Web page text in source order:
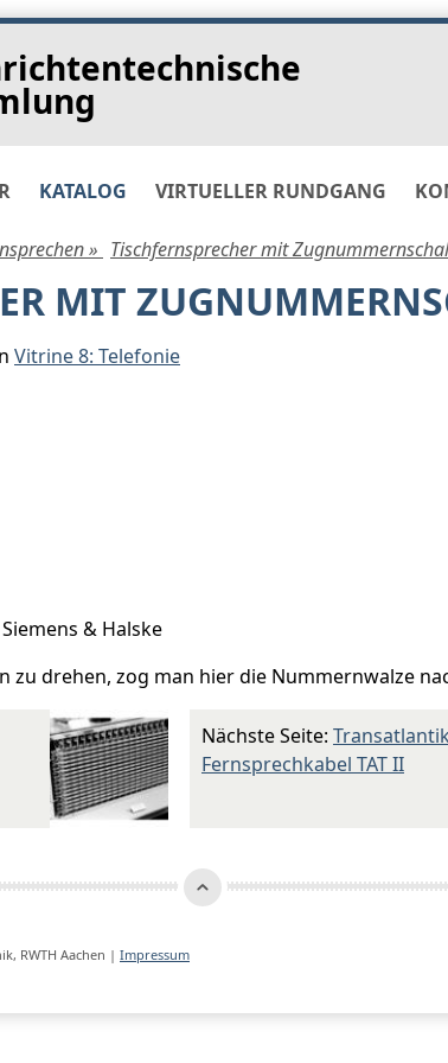
KATALOG VIRTUELLER RUNDGANG
» Tischfernsprecher mit
MIT
Vitrine 8: Telefonie
& Halske
zu drehen, zog man hier die Nummernwalze
Nächste Seite:
Fernsprechkabel TAT II
RWTH Aachen | Impressum